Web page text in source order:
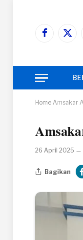
Facebook
X
Home Amsakar
26 April 2025
Bagikan